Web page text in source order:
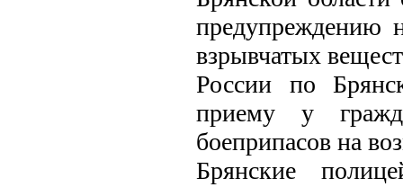
предупреждению
взрывчатых
России по
приему у
боеприпасов на
Брянские